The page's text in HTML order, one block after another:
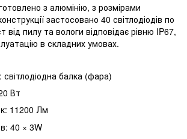
з алюмінію, з розмірами
застосовано 40 світлодіодів по
пилу та вологи відповідає рівню IP67,
в складних умовах.
балка (фара)
Вт
11200 Лм
40 × 3W